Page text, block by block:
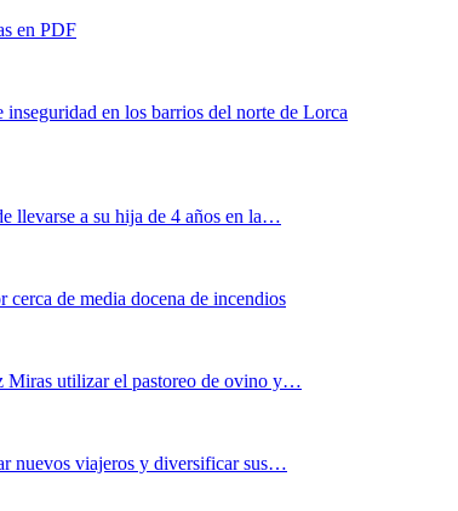
en PDF
en los barrios del norte de Lorca
llevarse a su hija de 4 años en la…
de media docena de incendios
Miras utilizar el pastoreo de ovino y…
nuevos viajeros y diversificar sus…